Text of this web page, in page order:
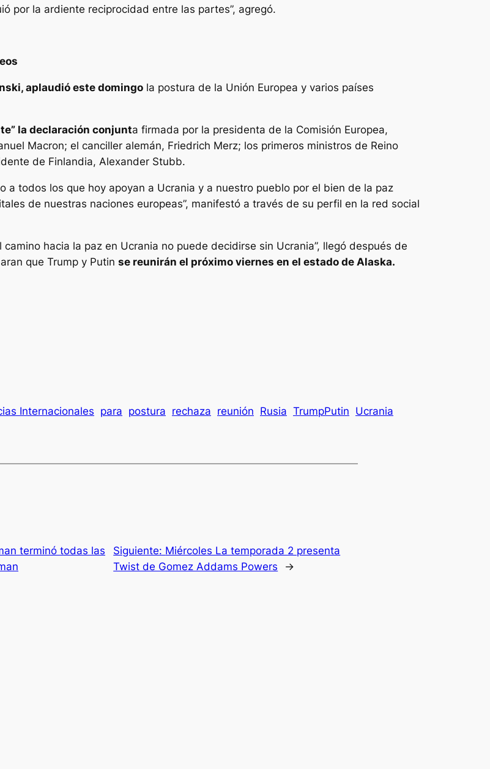
por la ardiente reciprocidad entre las partes”, agregó.
aplaudió este domingo la postura de la Unión Europea y varios países
la declaración conjunta firmada por la presidenta de la Comisión Europea,
Macron; el canciller alemán, Friedrich Merz; los primeros ministros de Reino
de Finlandia, Alexander Stubb.
a todos los que hoy apoyan a Ucrania y a nuestro pueblo por el bien de la paz
de nuestras naciones europeas”, manifestó a través de su perfil en la red social
hacia la paz en Ucrania no puede decidirse sin Ucrania”, llegó después de
que Trump y Putin se reunirán el próximo viernes en el estado de Alaska.
Internacionales para postura rechaza reunión Rusia TrumpPutin Ucrania
terminó todas las
Siguiente: Miércoles La temporada 2 presenta
Twist de Gomez Addams Powers
→